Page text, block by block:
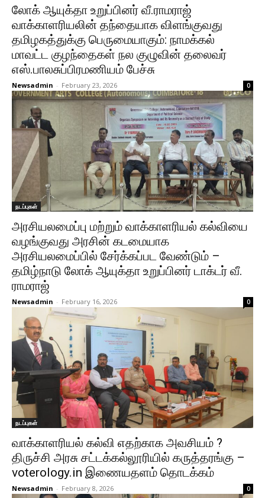
லோக் ஆயுக்தா உறுப்பினர் வீ.ராமராஜ்
வாக்காளரியலின் தந்தையாக விளங்குவது
தமிழகத்துக்கு பெருமையாகும்: நாமக்கல்
மாவட்ட குழந்தைகள் நல குழுவின் தலைவர்
எஸ்.பாலசுப்பிரமணியம் பேச்சு
Newsadmin - February 23, 2026 0
நடப்புகள்
அரசியலமைப்பு மற்றும் வாக்காளரியல் கல்வியை
வழங்குவது அரசின் கடமையாக
அரசியலமைப்பில் சேர்க்கப்பட வேண்டும் –
தமிழ்நாடு லோக் ஆயுக்தா உறுப்பினர் டாக்டர் வீ.
ராமராஜ்
Newsadmin - February 16, 2026 0
நடப்புகள்
வாக்காளரியல் கல்வி எதற்காக அவசியம் ?
திருச்சி அரசு சட்டக்கல்லூரியில் கருத்தரங்கு –
voterology.in இணையதளம் தொடக்கம்
Newsadmin - February 8, 2026 0